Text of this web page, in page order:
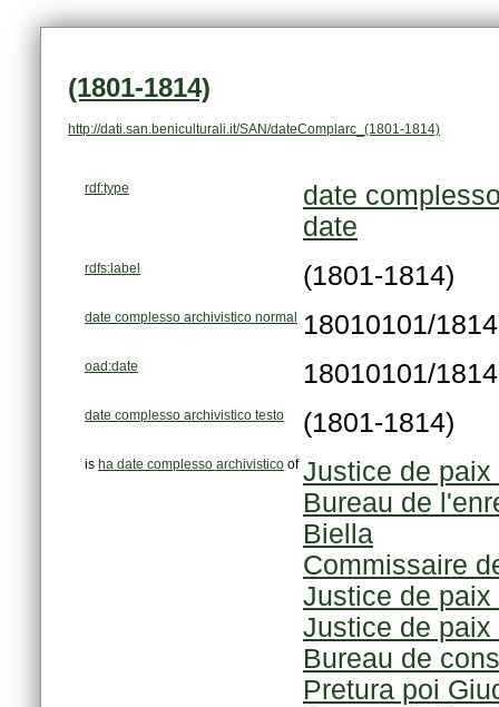
(1801-1814)
http://dati.san.beniculturali.it/SAN/dateComplarc_(1801-1814)
rdf:type
date
date
rdfs:label (1801-1814)
date complesso archivistico normal 18010101/
oad:date 18010101/
date complesso archivistico testo (1801-1814)
is ha date complesso archivistico of Justice de
Biella
Commissaire
Justice de paix
Justice de
Bureau de
Pretura poi